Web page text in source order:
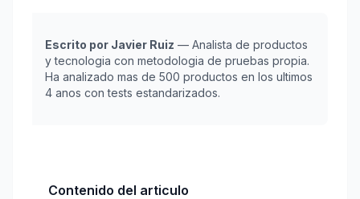
Escrito por Javier Ruiz — Analista de productos
y tecnologia con metodologia de pruebas propia.
Ha analizado mas de 500 productos en los ultimos
4 anos con tests estandarizados.
Contenido del articulo